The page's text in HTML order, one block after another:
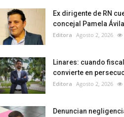
Ex dirigente de RN
concejal Pamela
Editora Agosto 2, 2026
Linares: cuando
convierte en
Editora Agosto 2, 2026
Denuncian